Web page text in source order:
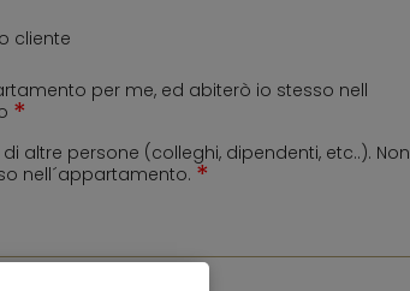
cliente
per me, ed abiterò io stesso nell
*
altre persone (colleghi, dipendenti, etc..). Non
nell´appartamento. *